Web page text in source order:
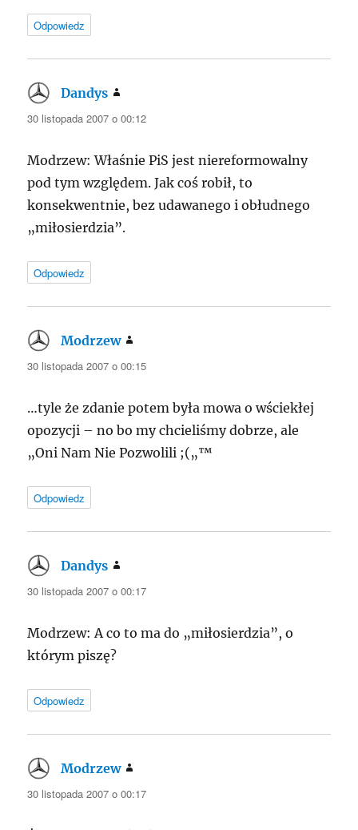
Odpowiedz
Dandys
30 listopada 2007 o 00:12
Modrzew: Właśnie PiS jest niereformowalny
pod tym względem. Jak coś robił, to
konsekwentnie, bez udawanego i obłudnego
„miłosierdzia”.
Odpowiedz
Modrzew
30 listopada 2007 o 00:15
…tyle że zdanie potem była mowa o wściekłej
opozycji – no bo my chcieliśmy dobrze, ale
„Oni Nam Nie Pozwolili ;(„™
Odpowiedz
Dandys
30 listopada 2007 o 00:17
Modrzew: A co to ma do „miłosierdzia”, o
którym piszę?
Odpowiedz
Modrzew
30 listopada 2007 o 00:17